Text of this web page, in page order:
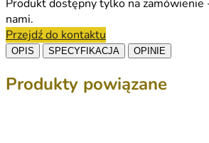
Produkt dostępny tylko na zamówienie
nami.
Przejdź do kontaktu
OPIS SPECYFIKACJA OPINIE
Produkty powiązane